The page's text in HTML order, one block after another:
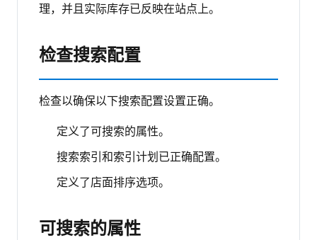
理，并且实际库存已反映在站点上。
检查搜索配置
检查以确保以下搜索配置设置正确。
定义了可搜索的属性。
搜索索引和索引计划已正确配置。
定义了店面排序选项。
可搜索的属性